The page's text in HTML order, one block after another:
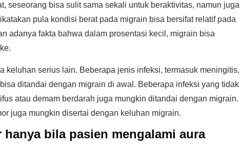
seseorang bisa sulit sama sekali untuk beraktivitas, namun juga
pula kondisi berat pada migrain bisa bersifat relatif pada
adanya fakta bahwa dalam prosentasi kecil, migrain bisa
keluhan serius lain. Beberapa jenis infeksi, termasuk meningitis,
ditandai dengan migrain di awal. Beberapa infeksi yang tidak
atau demam berdarah juga mungkin ditandai dengan migrain.
juga mungkin disertai dengan keluhan migrain.
bila pasien mengalami aura